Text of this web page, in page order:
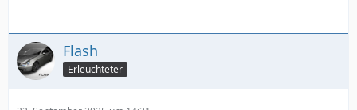
Flash
Erleuchteter